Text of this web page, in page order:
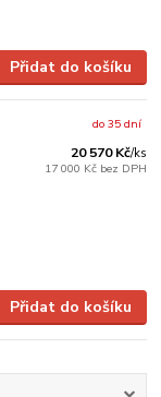
Přidat do košíku
20 570 Kč/ks
17 000 Kč bez DPH
do 35 dní
Přidat do košíku